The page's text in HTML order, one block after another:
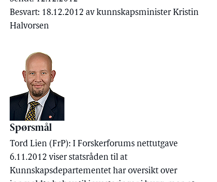
Besvart: 18.12.2012 av kunnskapsminister Kristin
Halvorsen
Spørsmål
Tord Lien (FrP): I Forskerforums nettutgave
6.11.2012 viser statsråden til at
Kunnskapsdepartementet har oversikt over